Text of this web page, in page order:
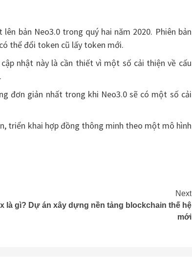
bản Neo3.0 trong quý hai năm 2020. Phiên bản
thể đổi token cũ lấy token mới.
nhật này là cần thiết vì một số cải thiện về cấu
đơn giản nhất trong khi Neo3.0 sẽ có một số cải
triển khai hợp đồng thông minh theo một mô hình
Next
là gì? Dự án xây dựng nền tảng blockchain thế hệ
mới